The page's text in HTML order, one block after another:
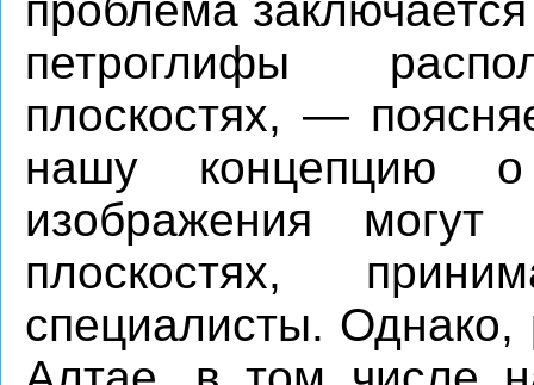
петроглифы
плоскостях, —
нашу концепцию
изображения могут
плоскостях,
специалисты.